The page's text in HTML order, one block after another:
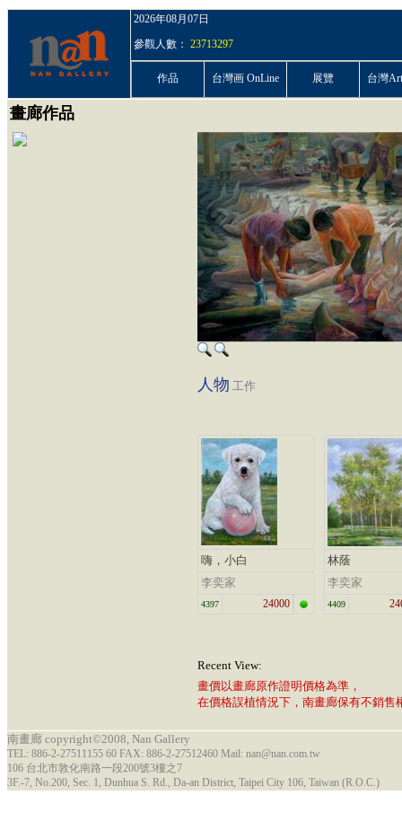
2026年08月07日
參觀人數： 23713297
作品 台灣画 OnLine 展覽 台灣
畫廊作品
人物 工作
嗨，小白
李奕家
4397 24000
林蔭
李奕家
4409
Recent View:
畫價以畫廊原作證明價格為準，
在價格誤植情況下，南畫廊保有不銷售
南畫廊 copyright©2008, Nan Gallery
TEL: 886-2-27511155 60 FAX: 886-2-27512460 Mail: nan@nan.com.tw
106 台北市敦化南路一段200號3樓之7
3F.-7, No.200, Sec. 1, Dunhua S. Rd., Da-an District, Taipei City 106, Taiwan (R.O.C.)